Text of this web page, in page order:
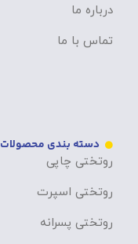
درباره ما
تماس با ما
دسته بندی محصولات
روتختی چاپی
روتختی اسپرت
روتختی پسرانه